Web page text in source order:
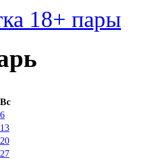
18+ пары
Вс
6
13
20
27